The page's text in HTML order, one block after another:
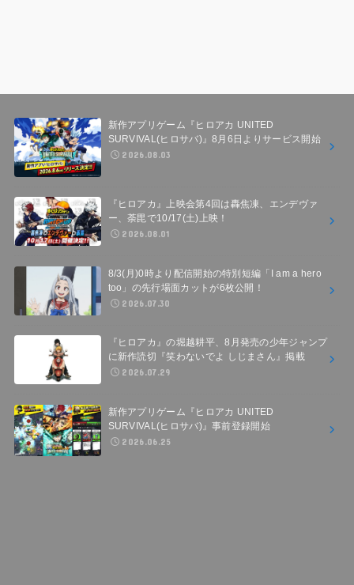
新作アプリゲーム『ヒロアカ UNITED
SURVIVAL(ヒロサバ)』8月6日よりサービス開始
2026.08.03
『ヒロアカ』上映会第4回は轟焦凍、エンデヴァ
ー、荼毘で10/17(土)上映！
2026.08.01
8/3(月)0時より配信開始の特別短編「I am a hero
too」の先行場面カットが6枚公開！
2026.07.30
『ヒロアカ』の堀越耕平、8月発売の少年ジャンプ
に新作読切『笑わないでよ しじまさん』掲載
2026.07.29
新作アプリゲーム『ヒロアカ UNITED
SURVIVAL(ヒロサバ)』事前登録開始
2026.06.25